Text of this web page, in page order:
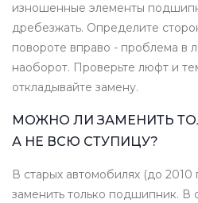
изношенные элементы
дребезжать. Определите
повороте вправо - проблема в
наоборот. Проверьте люфт и
откладывайте замену.
МОЖНО ЛИ ЗАМЕНИТЬ
А НЕ ВСЮ СТУПИЦУ?
В старых автомобилях (до
заменить только подшипник. В